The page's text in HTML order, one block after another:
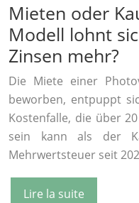
Mieten oder
Modell lohnt
Zinsen mehr?
Die Miete einer
beworben, entpuppt
Kostenfalle, die über
sein kann als der
Mehrwertsteuer seit
Lire la suite